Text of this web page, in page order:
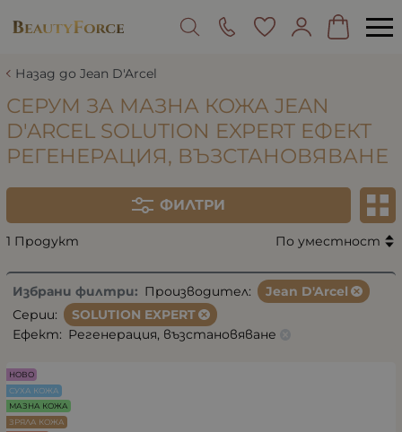
Назад до Jean D'Arcel
СЕРУМ ЗА МАЗНА КОЖА JEAN
D'ARCEL SOLUTION EXPERT ЕФЕКТ
РЕГЕНЕРАЦИЯ, ВЪЗСТАНОВЯВАНЕ
ФИЛТРИ
1 Продукт По уместност
Избрани филтри: Производител:
Jean D'Arcel
Серии:
SOLUTION EXPERT
Ефект: Регенерация, възстановяване
НОВО
СУХА КОЖА
МАЗНА КОЖА
ЗРЯЛА КОЖА